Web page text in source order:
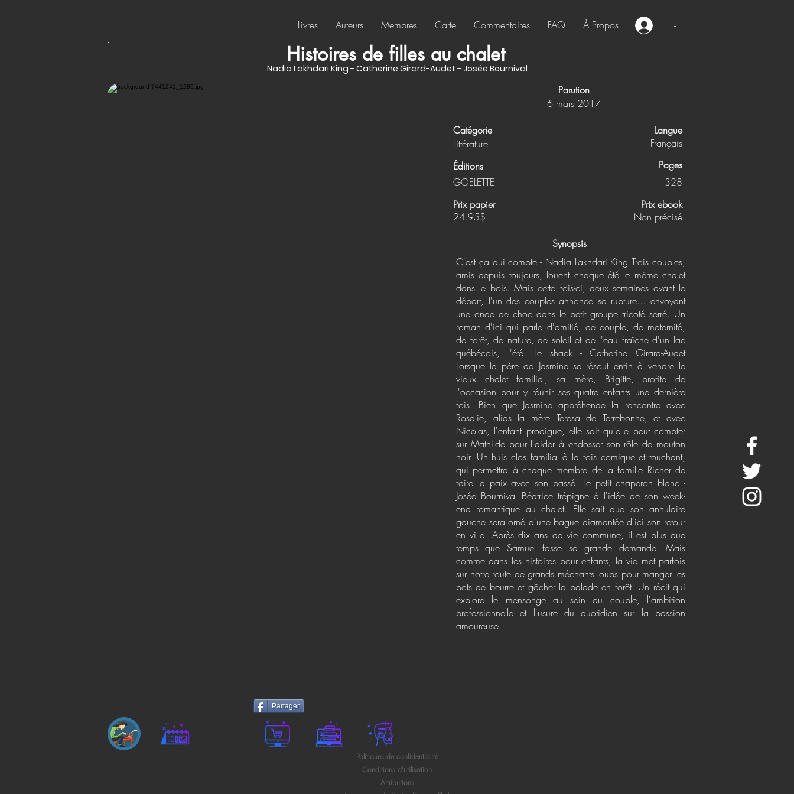
Livres Auteurs Membres Carte Commentaires FAQ À Propos -
Histoires de filles au chalet
Nadia Lakhdari King - Catherine Girard-Audet - Josée Bournival
Partager
Parution
6 mars 2017
Catégorie
Littérature
Langue
Français
Éditions
Pages
GOELETTE
328
Prix papier
24.95$
Prix ebook
Non précisé
Synopsis
C'est ça qui compte - Nadia Lakhdari King Trois couples,
amis depuis toujours, louent chaque été le même chalet
dans le bois. Mais cette fois-ci, deux semaines avant le
départ, l'un des couples annonce sa rupture... envoyant
une onde de choc dans le petit groupe tricoté serré. Un
roman d'ici qui parle d'amitié, de couple, de maternité,
de forêt, de nature, de soleil et de l'eau fraîche d'un lac
québécois, l'été. Le shack - Catherine Girard-Audet
Lorsque le père de Jasmine se résout enfin à vendre le
vieux chalet familial, sa mère, Brigitte, profite de
l'occasion pour y réunir ses quatre enfants une dernière
fois. Bien que Jasmine appréhende la rencontre avec
Rosalie, alias la mère Teresa de Terrebonne, et avec
Nicolas, l'enfant prodigue, elle sait qu'elle peut compter
sur Mathilde pour l'aider à endosser son rôle de mouton
noir. Un huis clos familial à la fois comique et touchant,
qui permettra à chaque membre de la famille Richer de
faire la paix avec son passé. Le petit chaperon blanc -
Josée Bournival Béatrice trépigne à l'idée de son week-
end romantique au chalet. Elle sait que son annulaire
gauche sera orné d'une bague diamantée d'ici son retour
en ville. Après dix ans de vie commune, il est plus que
temps que Samuel fasse sa grande demande. Mais
comme dans les histoires pour enfants, la vie met parfois
sur notre route de grands méchants loups pour manger les
pots de beurre et gâcher la balade en forêt. Un récit qui
explore le mensonge au sein du couple, l'ambition
professionnelle et l'usure du quotidien sur la passion
amoureuse.
Politiques de confidentialité
Conditions d'utilisation
Attributions